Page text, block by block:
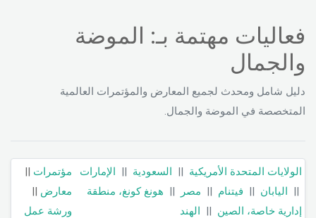
فعاليات مهتمة بـ: الموضة
والجمال
دليل شامل ومحدث لجميع المعارض والمؤتمرات العالمية
المتخصصة في الموضة والجمال.
الولايات المتحدة الأمريكية || السعودية || الإمارات
|| اليابان || فيتنام || مصر || هونغ كونغ، منطقة
إدارية خاصة، الصين || الهند
مؤتمرات ||
معارض ||
ورشة عمل